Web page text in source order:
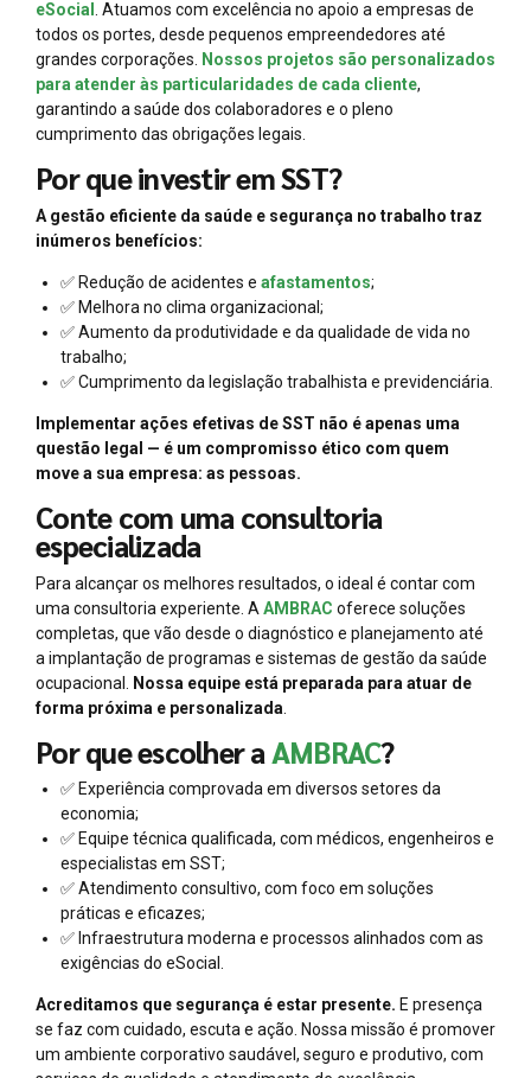
eSocial
. Atuamos com excelência no apoio a empresas de
todos os portes, desde pequenos empreendedores até
grandes corporações.
Nossos projetos são personalizados
para atender às particularidades de cada cliente,
garantindo a saúde dos colaboradores e o pleno
cumprimento das obrigações legais.
Por que investir em SST?
A gestão eficiente da saúde e segurança no trabalho traz
inúmeros benefícios:
✅ Redução de acidentes e afastamentos;
✅ Melhora no clima organizacional;
✅ Aumento da produtividade e da qualidade de vida no
trabalho;
✅ Cumprimento da legislação trabalhista e previdenciária.
Implementar ações efetivas de SST não é apenas uma
questão legal — é um compromisso ético com quem
move a sua empresa: as pessoas.
Conte com uma consultoria
especializada
Para alcançar os melhores resultados, o ideal é contar com
uma consultoria experiente. A AMBRAC oferece soluções
completas, que vão desde o diagnóstico e planejamento até
a implantação de programas e sistemas de gestão da saúde
ocupacional. Nossa equipe está preparada para atuar de
forma próxima e personalizada
Por que escolher aAMBRAC?
✅ Experiência comprovada em diversos setores da
economia;
✅ Equipe técnica qualificada, com médicos, engenheiros e
especialistas em SST;
✅ Atendimento consultivo, com foco em soluções
práticas e eficazes;
✅ Infraestrutura moderna e processos alinhados com as
exigências do eSocial.
Acreditamos que segurança é estar presente. E presença
se faz com cuidado, escuta e ação. Nossa missão é promover
um ambiente corporativo saudável, seguro e produtivo, com